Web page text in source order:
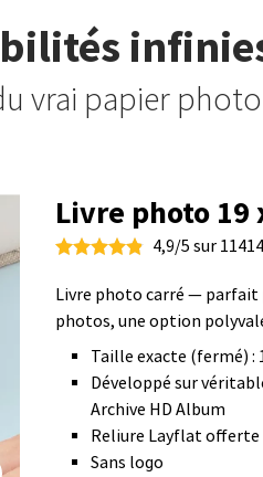
vrai papier photo
Livre photo 19
4,9/5 sur
Livre photo carré — parfait
photos, une option
Taille exacte (fermé) :
Développé sur
Archive HD Album
Reliure Layflat offerte
Sans logo